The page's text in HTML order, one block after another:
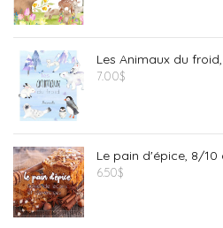
Les Animaux du
7.00$
Le pain d'épice, 8/10
6.50$